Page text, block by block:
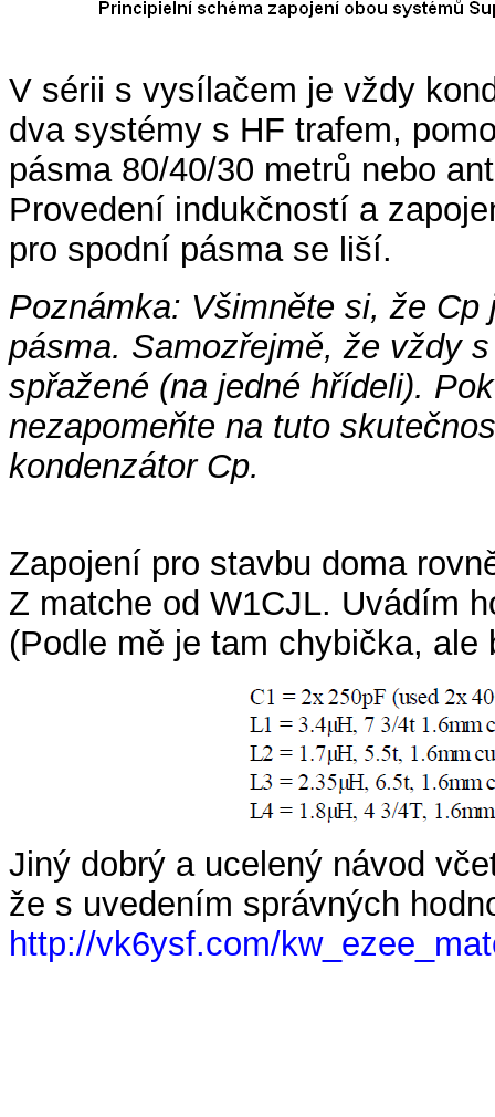
V sérii s vysílačem je vždy
dva systémy s HF trafem,
pásma 80/40/30 metrů nebo
Provedení indukčností a
pro spodní pásma se liší.
Poznámka: Všimněte si, že
pásma. Samozřejmě, že vždy
spřažené (na jedné hřídeli).
nezapomeňte na tuto
kondenzátor Cp.
Zapojení pro stavbu doma
Z matche od W1CJL. Uvádím
(Podle mě je tam chybička,
Jiný dobrý a ucelený návod
že s uvedením správných
http://vk6ysf.com/